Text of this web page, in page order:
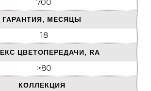
700
ГАРАНТИЯ, МЕСЯЦЫ
18
ЦВЕТОПЕРЕДАЧИ, RA
>80
КОЛЛЕКЦИЯ